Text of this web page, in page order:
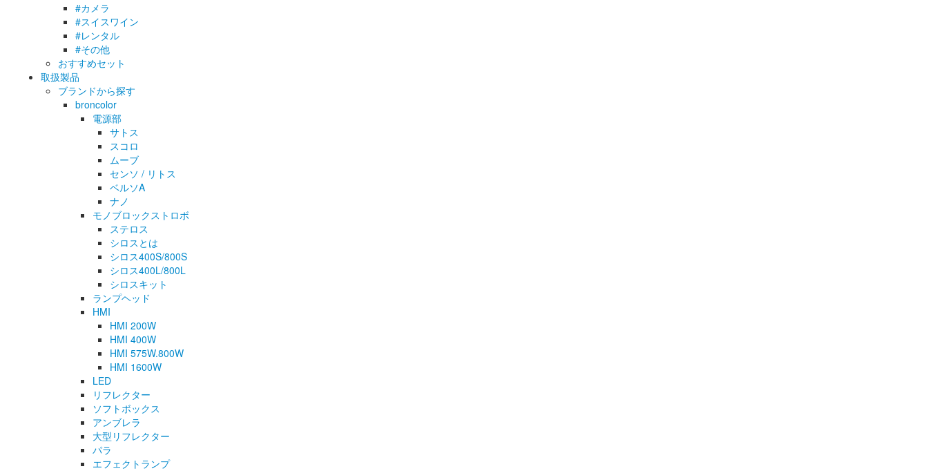
#カメラ
#スイスワイン
#レンタル
#その他
おすすめセット
取扱製品
ブランドから探す
broncolor
電源部
サトス
スコロ
ムーブ
センソ / リトス
ベルソA
ナノ
モノブロックストロボ
ステロス
シロスとは
シロス400S/800S
シロス400L/800L
シロスキット
ランプヘッド
HMI
HMI 200W
HMI 400W
HMI 575W.800W
HMI 1600W
LED
リフレクター
ソフトボックス
アンブレラ
大型リフレクター
パラ
エフェクトランプ